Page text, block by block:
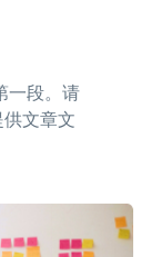
一段。请
文章文